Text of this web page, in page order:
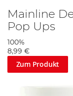
Mainline
Pop Ups
100%
8,99 €
Zum Produkt